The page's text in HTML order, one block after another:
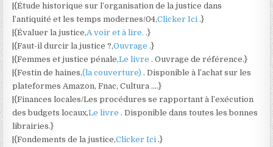
|{Étude historique sur l’organisation de la justice dans
l’antiquité et les temps modernes/04,Clicker Ici .}
|{Évaluer la justice,A voir et à lire. .}
|{Faut-il durcir la justice ?,Ouvrage .}
|{Femmes et justice pénale,Le livre . Ouvrage de référence.}
|{Festin de haines,(la couverture) . Disponible à l’achat sur les
plateformes Amazon, Fnac, Cultura ….}
|{Finances locales/Les procédures se rapportant à l’exécution
des budgets locaux,Le livre . Disponible dans toutes les bonnes
librairies.}
|{Fondements de la justice,Clicker Ici .}